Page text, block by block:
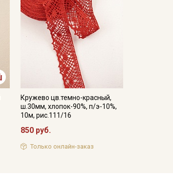
Кружево цв.темно-красный,
ш.30мм, хлопок-90%, п/э-10%,
10м, рис.111/16
850 руб.
Только онлайн-заказ